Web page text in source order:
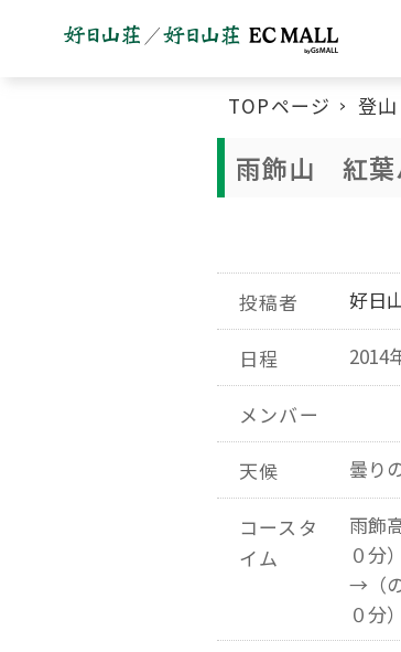
TOPページ 登
雨飾山 紅葉
投稿者 好日
日程 2014
メンバー
天候 曇り
コースタ
イム
雨飾
０分
→（
０分